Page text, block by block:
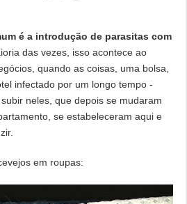
é a introdução de parasitas com
das vezes, isso acontece ao
quando as coisas, uma bolsa,
infectado por um longo tempo -
neles, que depois se mudaram
se estabeleceram aqui e
em roupas: